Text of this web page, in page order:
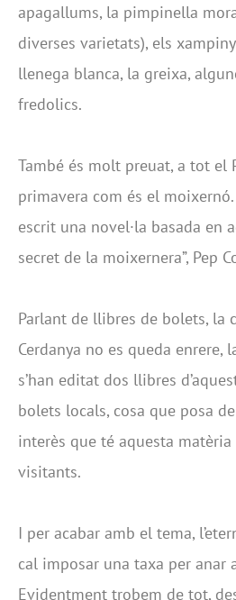
apagallums, la pimpinella
diverses varietats), els
llenega blanca, la greixa,
fredolics.
També és molt preuat, a tot el
primavera com és el
escrit una novel·la basada en
secret de la moixernera”, Pep
Parlant de llibres de bolets, la
Cerdanya no es queda enrere,
s’han editat dos llibres
bolets locals, cosa que posa
interès que té aquesta
visitants.
I per acabar amb el tema,
cal imposar una taxa per anar
Evidentment trobem de tot,